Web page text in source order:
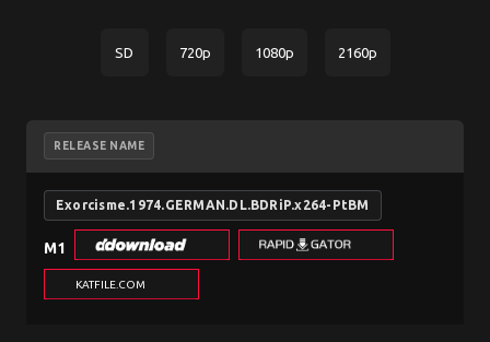
SD 720p 1080p 2160p
RELEASE NAME
Exorcisme.1974.GERMAN.DL.BDRiP.x264-PtBM
M1
KATFILE.COM